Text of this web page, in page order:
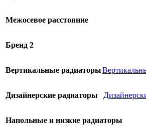
Межосевое расстояние
Бренд 2
Вертикальные радиаторы
Дизайнерские радиаторы
Напольные и низкие радиаторы